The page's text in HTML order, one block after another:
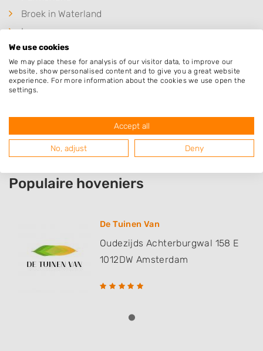
Broek in Waterland
Iens
Zaandam
Purmer
Wijdewormer
Amsterdam
Populaire hoveniers
De Tuinen Van
Oudezijds Achterburgwal 158 E
1012DW Amsterdam
We use cookies
We may place these for analysis of our visitor data, to improve our
website, show personalised content and to give you a great website
experience. For more information about the cookies we use open the
settings.
Accept all
No, adjust Deny